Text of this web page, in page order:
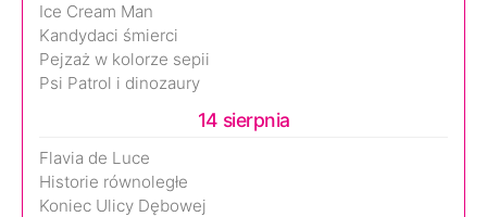
Ice Cream Man
Kandydaci śmierci
Pejzaż w kolorze sepii
Psi Patrol i dinozaury
14 sierpnia
Flavia de Luce
Historie równoległe
Koniec Ulicy Dębowej